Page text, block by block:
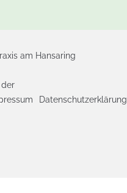
am Hansaring
Datenschutzerklärung